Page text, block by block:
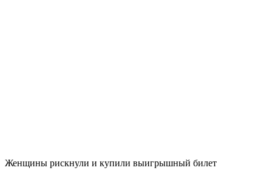
Женщины рискнули и купили выигрышный билет